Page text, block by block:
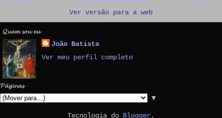
Ver versão para a web
𝓠𝓾𝓮𝓶 𝓼𝓸𝓾 𝓮𝓾
João Batista
Ver meu perfil completo
𝓟𝓪́𝓰𝓲𝓷𝓪𝓼
▼
Tecnologia do Blogger.